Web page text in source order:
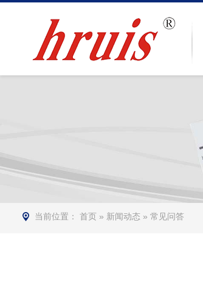
当前位置： 首页 » 新闻动态 » 常见问答